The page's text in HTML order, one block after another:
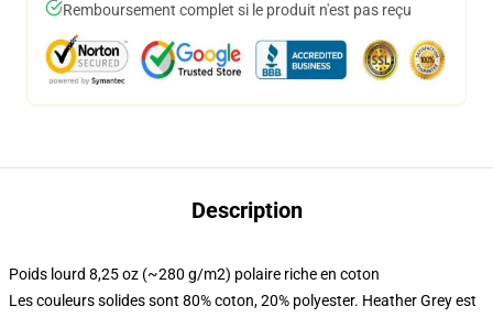
Remboursement complet si le produit n'est pas reçu
Description
Poids lourd 8,25 oz (~280 g/m2) polaire riche en coton
Les couleurs solides sont 80% coton, 20% polyester. Heather Grey est